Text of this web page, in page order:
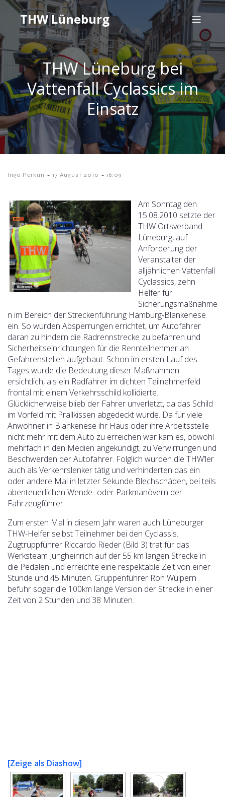
THW Lüneburg
THW Lüneburg bei
Vattenfall Cyclassics im
Einsatz
Ingo Perkun - 17 August 2010 - 16:09
Am Sonntag den
15.08.2010 setzte der
THW Ortsverband
Lüneburg, auf
Anforderung der
Veranstalter der
alljährlichen Vattenfall
Cyclassics, zehn
Helfer für
Sicherungsmaßnahme
n im Bereich der Streckenführung Hamburg-Blankenese
ein. So wurden Absperrungen errichtet, um Autofahrer
daran zu hindern die Radrennstrecke zu befahren und
Sicherheitseinrichtungen für die Rennteilnehmer an
Gefahrenstellen aufgebaut. Schon im ersten Lauf des
Tages wurde die Bedeutung dieser Maßnahmen
ersichtlich, als ein Radfahrer im dichten Teilnehmerfeld
frontal mit einem Verkehrsschild kollidierte.
Glücklicherweise blieb der Fahrer unverletzt, da das Schild
im Vorfeld mit Prallkissen abgedeckt wurde. Da für viele
Anwohner in Blankenese ihr Haus oder ihre Arbeitsstelle
nicht mehr mit dem Auto zu erreichen war kam es, obwohl
mehrfach in den Medien angekündigt, zu Verwirrungen und
Beschwerden der Autofahrer. Folglich wurden die THW’ler
auch als Verkehrslenker tätig und verhinderten das ein
oder andere Mal in letzter Sekunde Blechschäden, bei teils
abenteuerlichen Wende- oder Parkmanövern der
Fahrzeugführer.
Zum ersten Mal in diesem Jahr waren auch Lüneburger
THW-Helfer selbst Teilnehmer bei den Cyclassis.
Zugtruppführer Riccardo Rieder (Bild 3) trat für das
Werksteam Jungheinrich auf der 55 km langen Strecke in
die Pedalen und erreichte eine respektable Zeit von einer
Stunde und 45 Minuten. Gruppenführer Ron Wülpern
befuhr sogar die 100km lange Version der Strecke in einer
Zeit von 2 Stunden und 38 Minuten.
[Zeige als Diashow]